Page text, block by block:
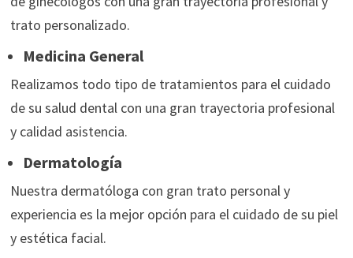
trato personalizado.
Medicina General
Realizamos todo tipo de tratamientos para el cuidado
de su salud dental con una gran trayectoria profesional
y calidad asistencia.
Dermatología
Nuestra dermatóloga con gran trato personal y
experiencia es la mejor opción para el cuidado de su piel
y estética facial.